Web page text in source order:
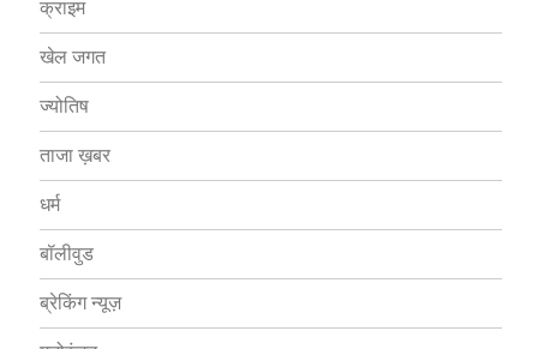
क्राइम
खेल जगत
ज्योतिष
ताजा ख़बर
धर्म
बॉलीवुड
ब्रेकिंग न्यूज़